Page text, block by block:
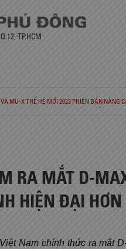
TP.HCM
MU-X THẾ HỆ MỚI 2023 PHIÊN BẢN NÂNG
RA MẮT D-
HIỆN ĐẠI
Nam chính thức ra mắt